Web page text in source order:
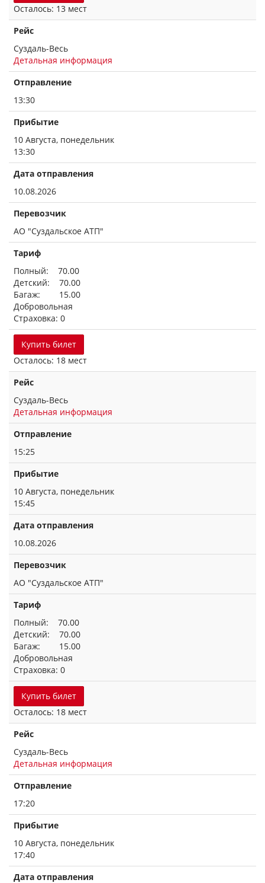
Осталось: 13 мест
Рейс
Суздаль-Весь
Детальная информация
Отправление
13:30
Прибытие
10 Августа, понедельник
13:30
Дата отправления
10.08.2026
Перевозчик
АО "Суздальское АТП"
Тариф
Полный: 70.00
Детский: 70.00
Багаж: 15.00
Добровольная
Страховка: 0
Купить билет
Осталось: 18 мест
Рейс
Суздаль-Весь
Детальная информация
Отправление
15:25
Прибытие
10 Августа, понедельник
15:45
Дата отправления
10.08.2026
Перевозчик
АО "Суздальское АТП"
Тариф
Полный: 70.00
Детский: 70.00
Багаж: 15.00
Добровольная
Страховка: 0
Купить билет
Осталось: 18 мест
Рейс
Суздаль-Весь
Детальная информация
Отправление
17:20
Прибытие
10 Августа, понедельник
17:40
Дата отправления